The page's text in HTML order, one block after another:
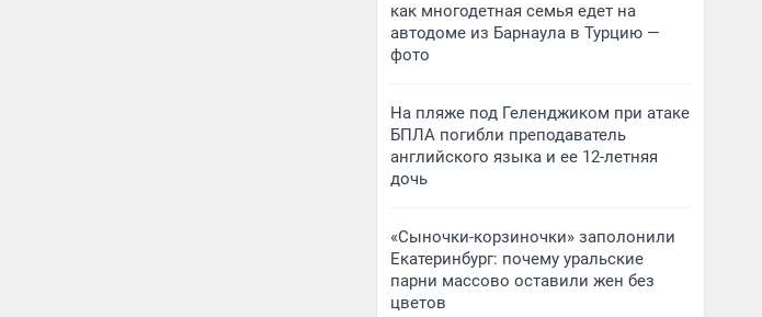
как многодетная семья едет на
автодоме из Барнаула в Турцию —
фото
На пляже под Геленджиком при атаке
БПЛА погибли преподаватель
английского языка и ее 12-летняя
дочь
«Сыночки-корзиночки» заполонили
Екатеринбург: почему уральские
парни массово оставили жен без
цветов